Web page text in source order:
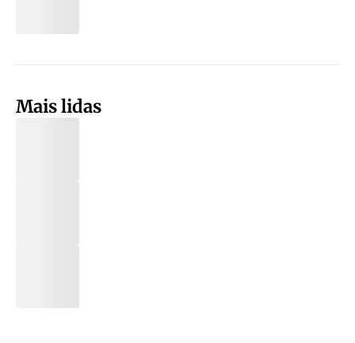
Mais lidas